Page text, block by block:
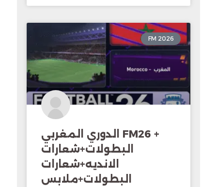
FM 2026
الدوري المغربي FM26 +
البطولات+شعارات
الانديه+شعارات
البطولات+ملابس